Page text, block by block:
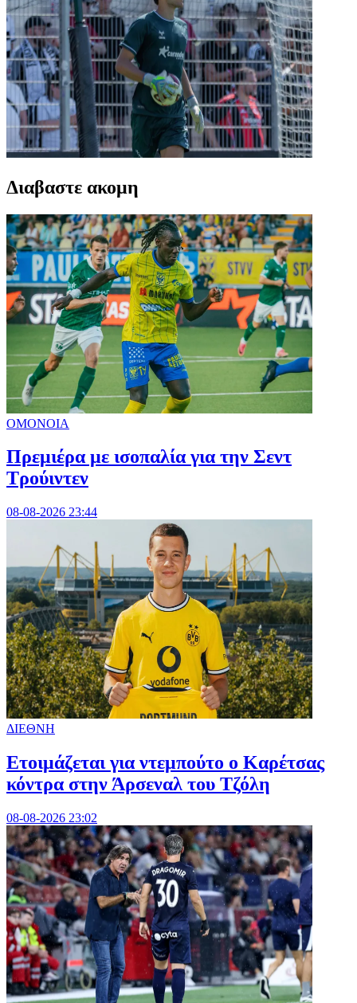
Διαβαστε ακομη
ΟΜΟΝΟΙΑ
Πρεμιέρα με ισοπαλία για την Σεντ
Τρούιντεν
08-08-2026 23:44
ΔΙΕΘΝΗ
Ετοιμάζεται για ντεμπούτο ο Καρέτσας
κόντρα στην Άρσεναλ του Τζόλη
08-08-2026 23:02